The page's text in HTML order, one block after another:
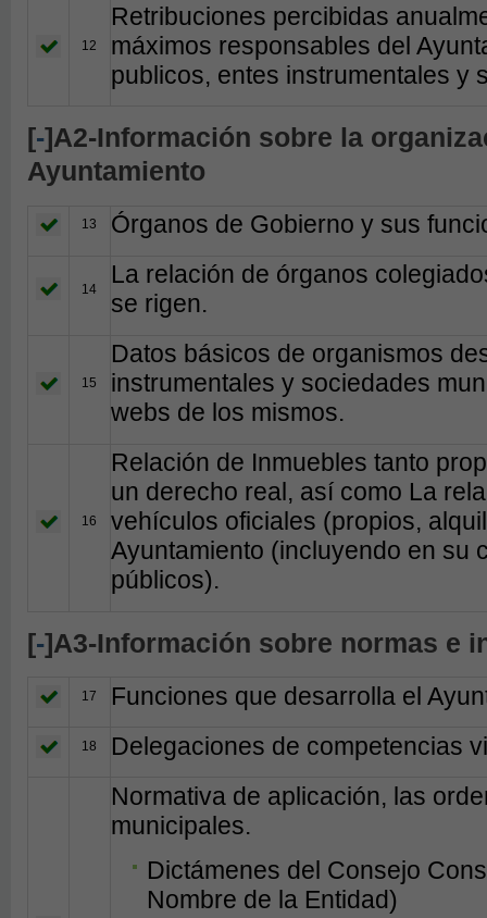
12
Retribuciones percibidas
máximos responsables del
publicos, entes instrumentales y
[-]A2-Información sobre la
Ayuntamiento
13 Órganos de Gobierno y sus
14
La relación de órganos
se rigen.
15
Datos básicos de organismos
instrumentales y sociedades
webs de los mismos.
16
Relación de Inmuebles tanto
un derecho real, así como La
vehículos oficiales (propios,
Ayuntamiento (incluyendo en su
públicos).
[-]A3-Información sobre normas e
17 Funciones que desarrolla el
18 Delegaciones de competencias
Normativa de aplicación, las
municipales.
Dictámenes del Consejo
Nombre de la Entidad)